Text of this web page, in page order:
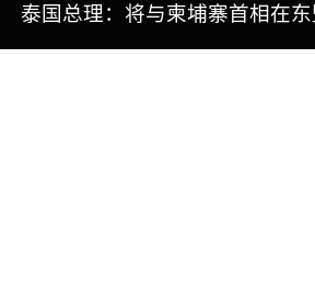
泰国总理：将与柬埔寨首相在